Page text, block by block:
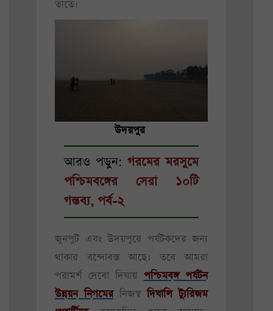
তাতে।
উদয়পুর
আরও পড়ুন:গরমের মরসুমে
পশ্চিমবঙ্গের সেরা ১০টি
গন্তব্য, পর্ব-২
জুনপুট এবং উদয়পুরে পর্যটকদের জন্য
থাকার বন্দোবস্ত আছে। তবে আমরা
পরামর্শ দেবো দিঘায় পশ্চিমবঙ্গ পর্যটন
উন্নয়ন নিগমেরনিজস্বদিঘালি ট্যুরিজম